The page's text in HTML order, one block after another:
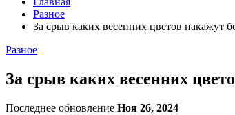
Разное
За срыв каких весенних цветов накажут
Разное
За срыв каких весенних
Последнее обновление Ноя 26, 2024